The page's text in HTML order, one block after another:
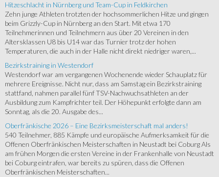
Hitzeschlacht in Nürnberg und Team-Cup in Feldkirchen
Zehn junge Athleten trotzten der hochsommerlichen Hitze und gingen
beim Grizzly-Cup in Nürnberg an den Start. Mit etwa 170
Teilnehmerinnen und Teilnehmern aus über 20 Vereinen in den
Altersklassen U8 bis U14 war das Turnier trotz der hohen
Temperaturen, die auch in der Halle nicht direkt niedriger waren,...
Bezirkstraining in Westendorf
Westendorf war am vergangenen Wochenende wieder Schauplatz für
mehrere Ereignisse. Nicht nur, dass am Samstag ein Bezirkstraining
stattfand, nahmen parallel fünf TSV-Nachwuchsathleten an der
Ausbildung zum Kampfrichter teil. Der Höhepunkt erfolgte dann am
Sonntag, als die 20. Ausgabe des...
Oberfränkische 2026 – Eine Bezirksmeisterschaft mal anders!
540 Teilnehmer, 885 Kämpfe und europäische Aufmerksamkeit für die
Offenen Oberfränkischen Meisterschaften in Neustadt bei Coburg Als
am frühen Morgen die ersten Vereine in der Frankenhalle von Neustadt
bei Coburg eintrafen, war bereits zu spüren, dass die Offenen
Oberfränkischen Meisterschaften...